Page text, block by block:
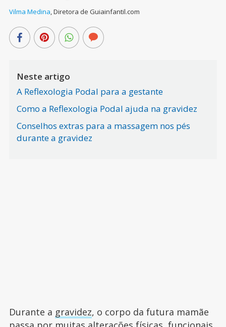
Vilma Medina,Diretora de Guiainfantil.com
Neste artigo
A Reflexologia Podal para a gestante
Como a Reflexologia Podal ajuda na gravidez
Conselhos extras para a massagem nos pés
durante a gravidez
Durante a gravidez, o corpo da futura mamãe